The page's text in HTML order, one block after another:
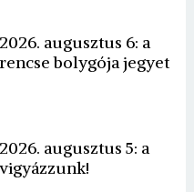
augusztus 6: a
bolygója jegyet
augusztus 5: a